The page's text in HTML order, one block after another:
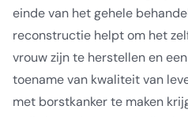
einde van het gehele
reconstructie helpt om het
vrouw zijn te herstellen en
toename van kwaliteit van
met borstkanker te maken